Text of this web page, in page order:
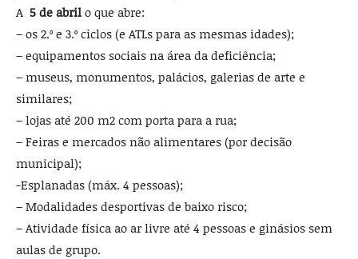
A 5 de abril o que abre:
– os 2.º e 3.º ciclos (e ATLs para as mesmas idades);
– equipamentos sociais na área da deficiência;
– museus, monumentos, palácios, galerias de arte e
similares;
– lojas até 200 m2 com porta para a rua;
– Feiras e mercados não alimentares (por decisão
municipal);
-Esplanadas (máx. 4 pessoas);
– Modalidades desportivas de baixo risco;
– Atividade física ao ar livre até 4 pessoas e ginásios sem
aulas de grupo.